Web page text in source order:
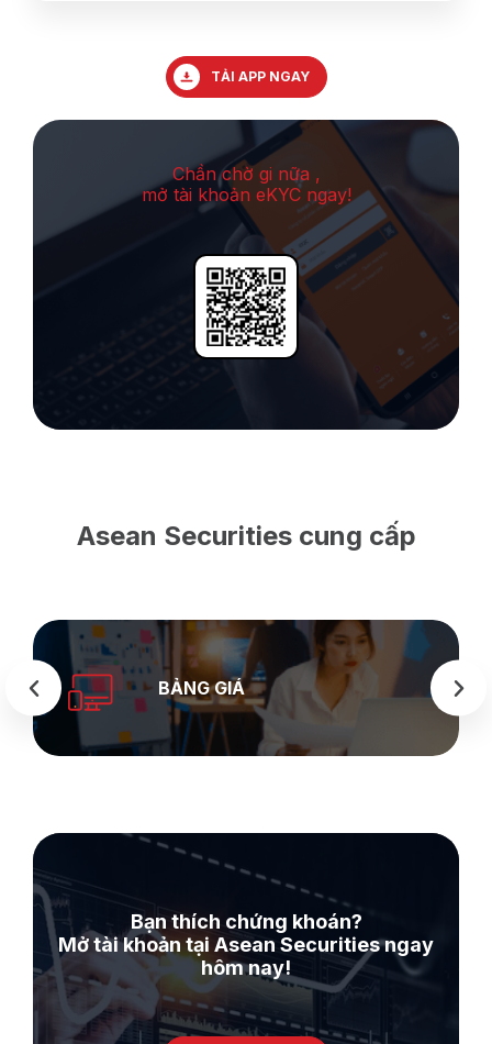
TẢI APP NGAY
Chần chờ gi nữa ,
mở tài khoản eKYC ngay!
Asean Securities cung cấp
BẢNG GIÁ
Bạn thích chứng khoán?
Mở tài khoản tại Asean Securities ngay
hôm nay!